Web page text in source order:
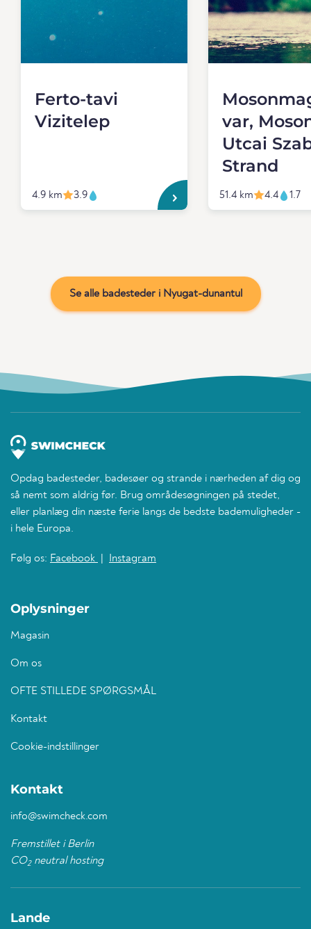
Ferto-tavi
Vizitelep
4.9 km 3.9
var,
Utcai
Strand
51.4 km 4.4 1.7
Se alle badesteder i Nyugat-dunantul
Opdag badesteder, badesøer og strande i nærheden af dig og
så nemt som aldrig før. Brug områdesøgningen på stedet,
eller planlæg din næste ferie langs de bedste bademuligheder -
i hele Europa.
Følg os: Facebook Instagram
Oplysninger
Magasin
Om os
OFTE STILLEDE SPØRGSMÅL
Kontakt
Cookie-indstillinger
Kontakt
info@swimcheck.com
Fremstillet i Berlin
CO2neutral hosting
Lande